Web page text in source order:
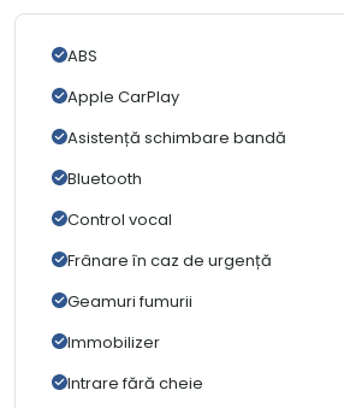
ABS
Apple CarPlay
Asistență schimbare bandă
Bluetooth
Control vocal
Frânare în caz de urgență
Geamuri fumurii
Immobilizer
Intrare fără cheie